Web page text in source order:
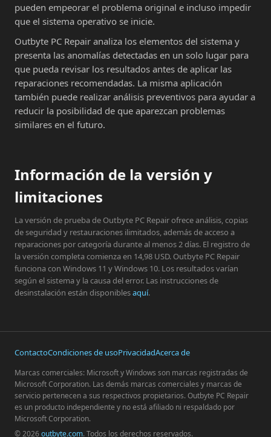
pueden empeorar el problema original e incluso impedir
que el sistema operativo se inicie.
Outbyte PC Repair analiza los elementos del sistema y
presenta las anomalías detectadas en un solo lugar para
que pueda revisar los resultados antes de aplicar las
reparaciones recomendadas. La misma aplicación
también puede realizar análisis preventivos para ayudar a
reducir la posibilidad de que aparezcan problemas
similares en el futuro.
Información de la versión y
limitaciones
La versión de prueba de Outbyte PC Repair ofrece análisis, copias
de seguridad y restauraciones ilimitados, además de acceso a
reparaciones por categoría durante al menos 2 días. El registro de
la versión completa comienza en 14,98 USD. Outbyte PC Repair
funciona con Windows 11 y Windows 10. Los resultados varían
según el sistema y la causa del error. Las instrucciones de
desinstalación están disponiblesaquí.
ContactoCondiciones de usoPrivacidadAcerca de
Marcas comerciales: Microsoft y Windows son marcas registradas de
Microsoft Corporation. Las demás marcas comerciales y marcas de
servicio pertenecen a sus respectivos propietarios. Outbyte PC Repair
es un producto independiente y no está afiliado ni respaldado por
Microsoft Corporation.
© 2026outbyte.com. Todos los derechos reservados.